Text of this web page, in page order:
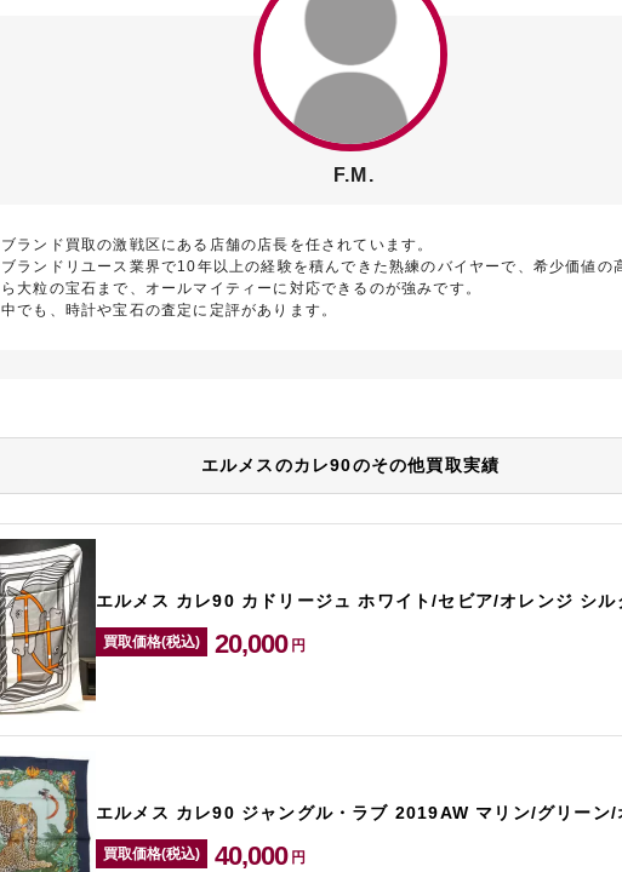
F.M.
ブランド買取の激戦区にある店舗の店長を任されています。
ブランドリユース業界で10年以上の経験を積んできた熟練のバイヤーで、希少価値の
ら大粒の宝石まで、オールマイティーに対応できるのが強みです。
中でも、時計や宝石の査定に定評があります。
エルメスのカレ90のその他買取実績
エルメス カレ90 カドリージュ ホワイト/セビア/オレンジ シル
買取価格(税込) 20,000 円
エルメス カレ90 ジャングル・ラブ 2019AW マリン/グリーン/
買取価格(税込) 40,000 円